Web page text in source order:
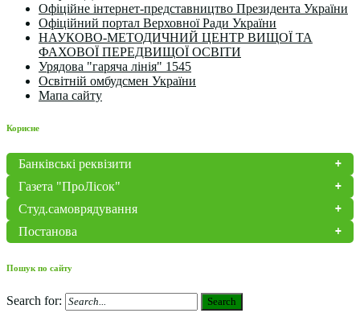
Офіційне інтернет-представництво Президента України
Офіційний портал Верховної Ради України
НАУКОВО-МЕТОДИЧНИЙ ЦЕНТР ВИЩОЇ ТА
ФАХОВОЇ ПЕРЕДВИЩОЇ ОСВІТИ
Урядова "гаряча лінія" 1545
Освітній омбудсмен України
Мапа сайту
Корисне
Банківські реквізити
Газета "ПроЛісок"
Студ.самоврядування
Постанова
Пошук по сайту
Search for: Search